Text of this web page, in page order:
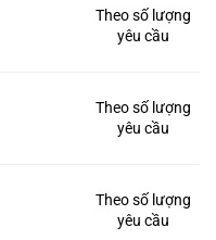
Theo số lượng
yêu cầu
Theo số lượng
yêu cầu
Theo số lượng
yêu cầu